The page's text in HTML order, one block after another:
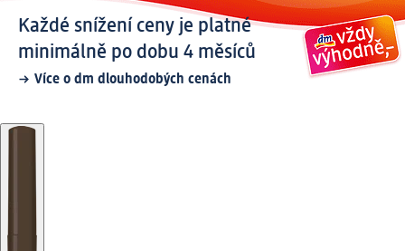
Každé snížení ceny je platné
minimálně po dobu 4 měsíců
Více o dm dlouhodobých cenách